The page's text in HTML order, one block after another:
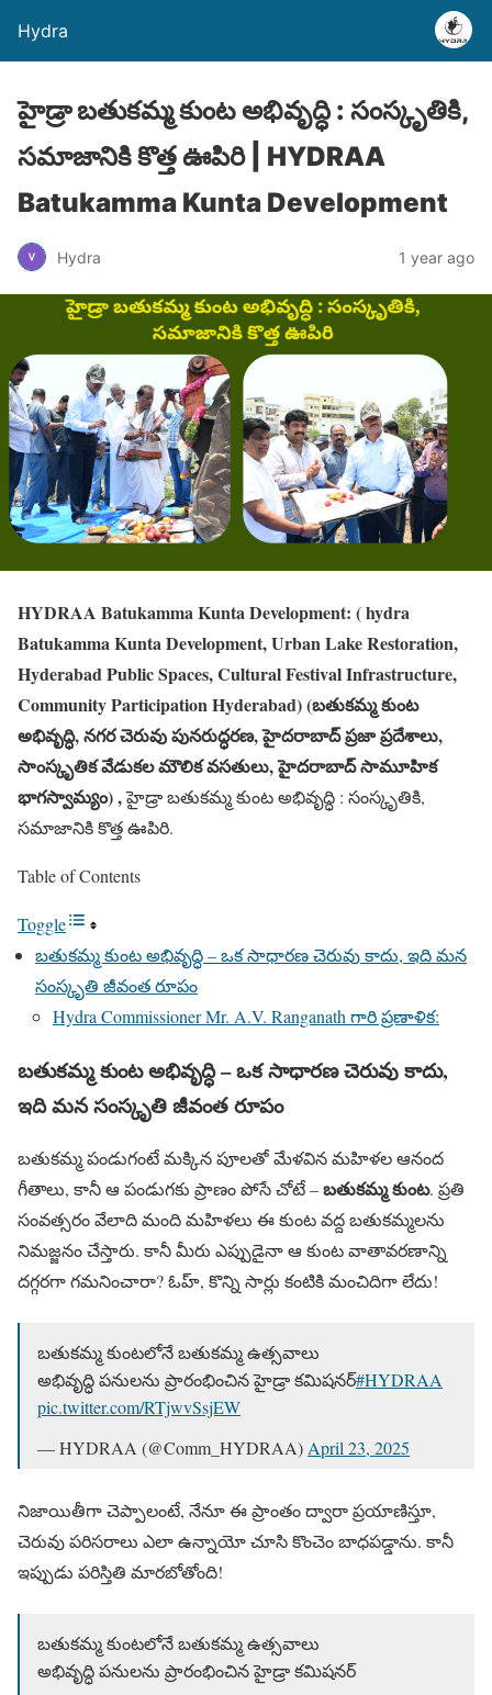
Hydra
హైడ్రా బతుకమ్మ కుంట అభివృద్ధి : సంస్కృతికి,
సమాజానికి కొత్త ఊపిరి | HYDRAA
Batukamma Kunta Development
Hydra 1 year ago
HYDRAA Batukamma Kunta Development: ( hydra
Batukamma Kunta Development, Urban Lake Restoration,
Hyderabad Public Spaces, Cultural Festival Infrastructure,
Community Participation Hyderabad) (బతుకమ్మ కుంట
అభివృద్ధి, నగర చెరువు పునరుద్ధరణ, హైదరాబాద్ ప్రజా ప్రదేశాలు,
సాంస్కృతిక వేడుకల మౌలిక వసతులు, హైదరాబాద్ సామూహిక
భాగస్వామ్యం) ,హైడ్రా బతుకమ్మ కుంట అభివృద్ధి : సంస్కృతికి,
సమాజానికి కొత్త ఊపిరి.
Table of Contents
Toggle
బతుకమ్మ కుంట అభివృద్ధి – ఒక సాధారణ చెరువు కాదు, ఇది మన
సంస్కృతి జీవంత రూపం
Hydra Commissioner Mr. A.V. Ranganath గారి ప్రణాళిక:
బతుకమ్మ కుంట అభివృద్ధి – ఒక సాధారణ చెరువు కాదు,
ఇది మన సంస్కృతి జీవంత రూపం
బతుకమ్మ పండుగంటే మక్కిన పూలతో మేళవిన మహిళల ఆనంద
గీతాలు, కానీ ఆ పండుగకు ప్రాణం పోసే చోటే –బతుకమ్మ కుంట. ప్రతి
సంవత్సరం వేలాది మంది మహిళలు ఈ కుంట వద్ద బతుకమ్మలను
నిమజ్జనం చేస్తారు. కానీ మీరు ఎప్పుడైనా ఆ కుంట వాతావరణాన్ని
దగ్గరగా గమనించారా? ఓహ్, కొన్ని సార్లు కంటికి మంచిదిగా లేదు!
బతుకమ్మ కుంటలోనే బతుకమ్మ ఉత్సవాలు
అభివృద్ధి ప‌నులను ప్రారంభించిన హైడ్రా క‌మిష‌న‌ర్‌#HYDRAA
pic.twitter.com/RTjwvSsjEW
— HYDRAA (@Comm_HYDRAA)April 23, 2025
నిజాయితీగా చెప్పాలంటే, నేనూ ఈ ప్రాంతం ద్వారా ప్రయాణిస్తూ,
చెరువు పరిసరాలు ఎలా ఉన్నాయో చూసి కొంచెం బాధపడ్డాను. కానీ
ఇప్పుడు పరిస్తితి మారబోతోంది!
బతుకమ్మ కుంటలోనే బతుకమ్మ ఉత్సవాలు
అభివృద్ధి ప‌నులను ప్రారంభించిన హైడ్రా క‌మిష‌న‌ర్‌